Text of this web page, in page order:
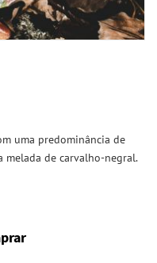
uma predominância de
melada de carvalho-negral.